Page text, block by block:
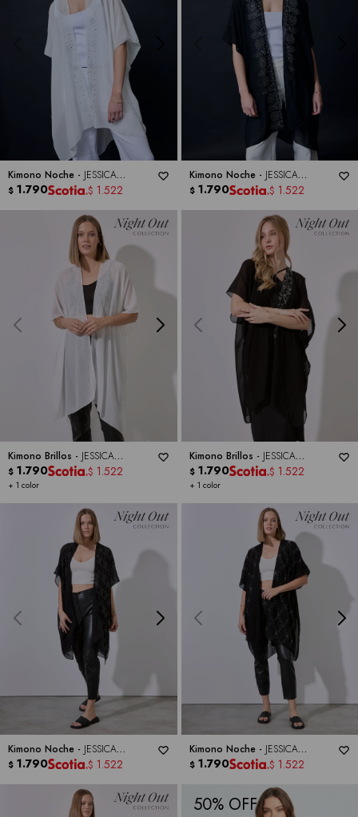
Kimono Noche - JESSICA
MCCLINTOCK
$ 1.790 $ 1.522
Kimono Noche - JESSICA
MCCLINTOCK
$ 1.790 $ 1.522
Kimono Brillos - JESSICA
MCCLINTOCK
+ 1 color
$ 1.790 $ 1.522
Kimono Brillos - JESSICA
MCCLINTOCK
+ 1 color
$ 1.790 $ 1.522
Kimono Noche - JESSICA
MCCLINTOCK
$ 1.790 $ 1.522
Kimono Noche - JESSICA
MCCLINTOCK
$ 1.790 $ 1.522
50